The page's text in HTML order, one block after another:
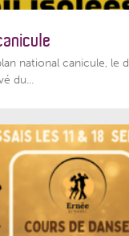
national canicule, le
du...